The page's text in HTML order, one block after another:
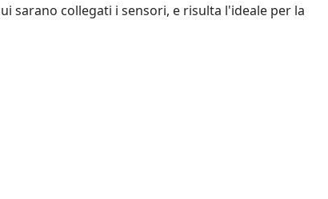
sarano collegati i sensori, e risulta l'ideale per la